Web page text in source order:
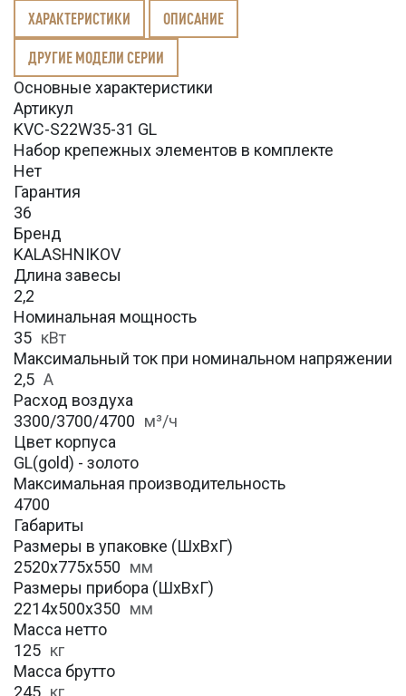
ХАРАКТЕРИСТИКИ ОПИСАНИЕ
ДРУГИЕ МОДЕЛИ СЕРИИ
Основные характеристики
Артикул
KVC-S22W35-31 GL
Набор крепежных элементов в комплекте
Нет
Гарантия
36
Бренд
KALASHNIKOV
Длина завесы
2,2
Номинальная мощность
35 кВт
Максимальный ток при номинальном напряжении
2,5 А
Расход воздуха
3300/3700/4700 м³/ч
Цвет корпуса
GL(gold) - золото
Максимальная производительность
4700
Габариты
Размеры в упаковке (ШхВхГ)
2520х775х550 мм
Размеры прибора (ШхВхГ)
2214х500х350 мм
Масса нетто
125 кг
Масса брутто
245 кг